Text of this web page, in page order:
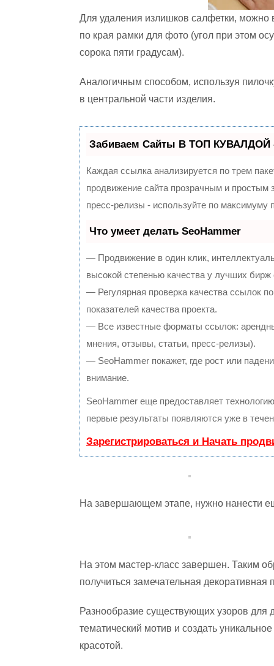
Для удаления излишков салфетки, можно
по края рамки для фото (угол при этом
сорока пяти градусам).
Аналогичным способом, используя
в центральной части изделия.
Забиваем Сайты В ТОП КУВАЛДОЙ -
Каждая ссылка анализируется по трем
продвижение сайта прозрачным и
пресс-релизы - используйте по
Что умеет делать SeoHammer
— Продвижение в один клик,
высокой степенью качества у лучших бирж
— Регулярная проверка качества ссылок
показателей качества проекта.
— Все известные форматы ссылок:
мнения, отзывы, статьи, пресс-релизы).
— SeoHammer покажет, где рост или
внимание.
SeoHammer еще предоставляет
первые результаты появляются уже в
Зарегистрироваться и Начать
На завершающем этапе, нужно нанести
На этом мастер-класс завершен. Таким
получиться замечательная
Разнообразие существующих узоров
тематический мотив и создать
красотой.